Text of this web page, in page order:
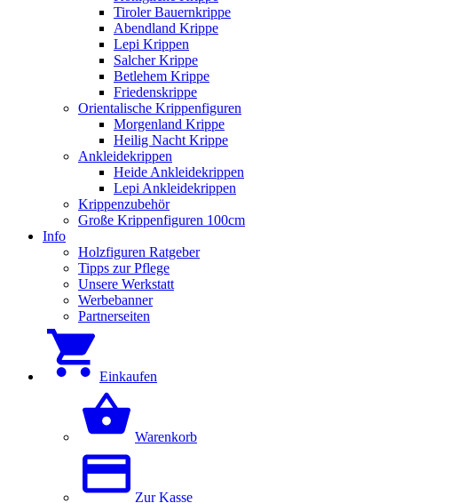
Tiroler Bauernkrippe
Abendland Krippe
Lepi Krippen
Salcher Krippe
Betlehem Krippe
Friedenskrippe
Orientalische Krippenfiguren
Morgenland Krippe
Heilig Nacht Krippe
Ankleidekrippen
Heide Ankleidekrippen
Lepi Ankleidekrippen
Krippenzubehör
Große Krippenfiguren 100cm
Info
Holzfiguren Ratgeber
Tipps zur Pflege
Unsere Werkstatt
Werbebanner
Partnerseiten
Einkaufen
Warenkorb
Zur Kasse